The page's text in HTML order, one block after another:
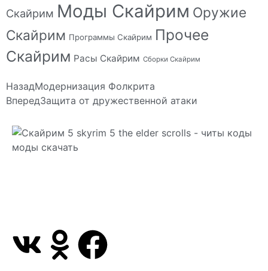
Скайрим Моды Скайрим Оружие
Скайрим Программы Скайрим Прочее
Скайрим Расы Скайрим Сборки Скайрим
НазадМодернизация Фолкрита
ВпередЗащита от дружественной атаки